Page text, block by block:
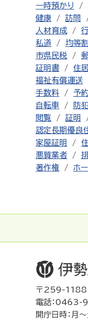
一時預かり
健康
訪問
人材育成
私道
均等割
市県民税
証明書
住
福祉有償運送
手数料
予
自転車
防
閲覧
証明
認定長期優良
家屋証明
悪質業者
著作権
ホ
〒259-1188
電話：0463-
開庁日時：月